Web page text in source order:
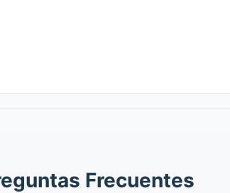
Frecuentes